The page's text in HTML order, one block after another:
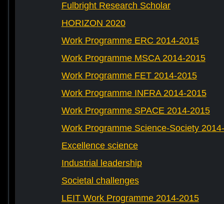
Fulbright Research Scholar
HORIZON 2020
Work Programme ERC 2014-2015
Work Programme MSCA 2014-2015
Work Programme FET 2014-2015
Work Programme INFRA 2014-2015
Work Programme SPACE 2014-2015
Work Programme Science-Society
Excellence science
Industrial leadership
Societal challenges
LEIT Work Programme 2014-2015